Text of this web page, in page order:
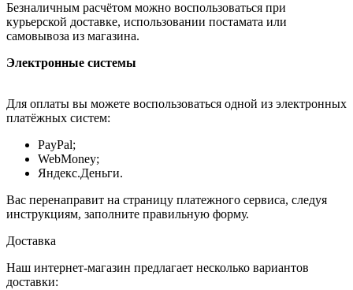
Безналичным расчётом можно воспользоваться при
курьерской доставке, использовании постамата или
самовывоза из магазина.
Электронные системы
Для оплаты вы можете воспользоваться одной из электронных
платёжных систем:
PayPal;
WebMoney;
Яндекс.Деньги.
Вас перенаправит на страницу платежного сервиса, следуя
инструкциям, заполните правильную форму.
Доставка
Наш интернет-магазин предлагает несколько вариантов
доставки: